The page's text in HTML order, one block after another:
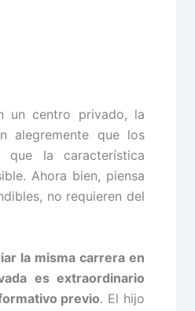
un centro privado, la
alegremente que los
que la característica
Ahora bien, piensa
no requieren del
la misma carrera en
es extraordinario
previo. El hijo